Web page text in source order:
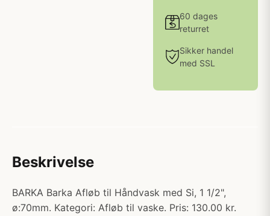
60 dages
returret
Sikker handel
med SSL
Beskrivelse
BARKA Barka Afløb til Håndvask med Si, 1 1/2",
ø:70mm. Kategori: Afløb til vaske. Pris: 130.00 kr.